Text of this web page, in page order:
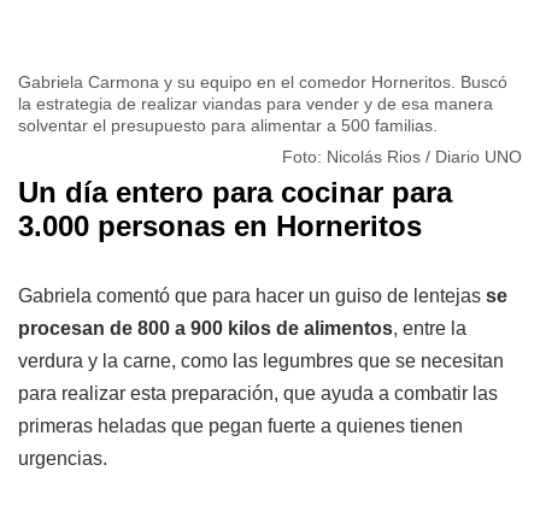
Gabriela Carmona y su equipo en el comedor Horneritos. Buscó
la estrategia de realizar viandas para vender y de esa manera
solventar el presupuesto para alimentar a 500 familias.
Foto: Nicolás Rios / Diario UNO
Un día entero para cocinar para
3.000 personas en Horneritos
Gabriela comentó que para hacer un guiso de lentejas se
procesan de 800 a 900 kilos de alimentos, entre la
verdura y la carne, como las legumbres que se necesitan
para realizar esta preparación, que ayuda a combatir las
primeras heladas que pegan fuerte a quienes tienen
urgencias.